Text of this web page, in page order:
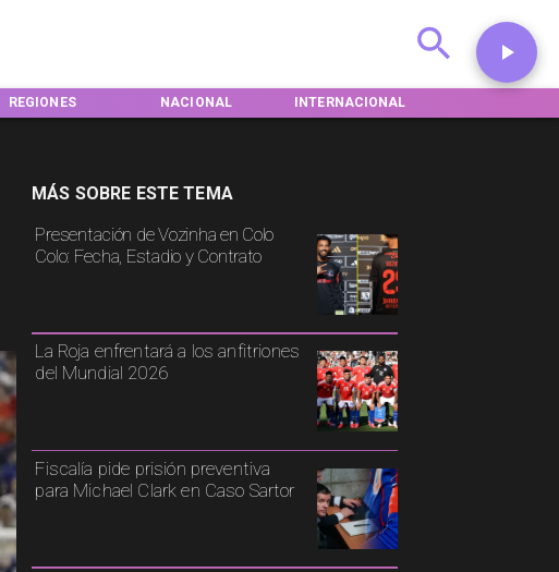
REGIONES NACIONAL INTERNACIONAL
Presentación de Vozinha en Colo
Colo: Fecha, Estadio y Contrato
La Roja enfrentará a los anfitriones
del Mundial 2026
Fiscalía pide prisión preventiva
para Michael Clark en Caso Sartor
MÁS SOBRE ESTE TEMA